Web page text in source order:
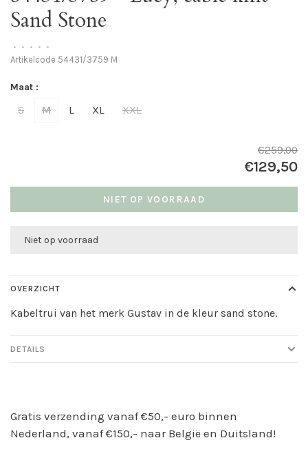
Sand Stone
• • • • •
Artikelcode 54431/3759 M
Maat :
S M L XL XXL
€259,00
€129,50
NIET OP VOORRAAD
Niet op voorraad
OVERZICHT
Kabeltrui van het merk Gustav in de kleur sand stone.
DETAILS
Gratis verzending vanaf €50,- euro binnen
Nederland, vanaf €150,- naar België en Duitsland!